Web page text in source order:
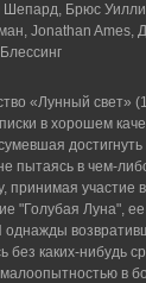
Брюс
Jonathan Ames,
«Лунный свет»
в хорошем
пытаясь в чем-
принимая участие
"Голубая Луна",
каких-нибудь
в